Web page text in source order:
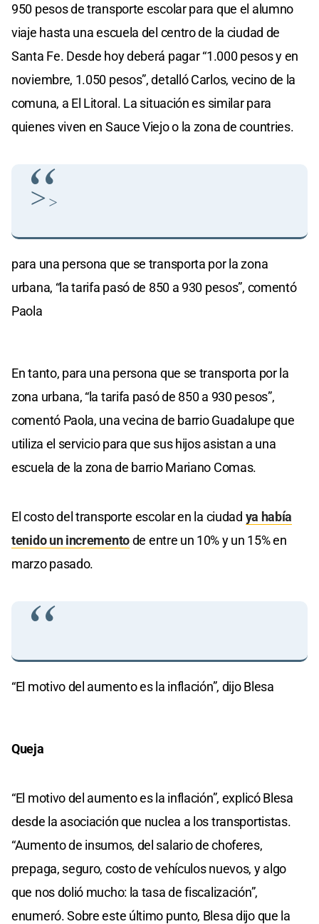
950 pesos de transporte escolar para que el alumno
viaje hasta una escuela del centro de la ciudad de
Santa Fe. Desde hoy deberá pagar “1.000 pesos y en
noviembre, 1.050 pesos”, detalló Carlos, vecino de la
comuna, a El Litoral. La situación es similar para
quienes viven en Sauce Viejo o la zona de countries.
> >
para una persona que se transporta por la zona
urbana, “la tarifa pasó de 850 a 930 pesos”, comentó
Paola
En tanto, para una persona que se transporta por la
zona urbana, “la tarifa pasó de 850 a 930 pesos”,
comentó Paola, una vecina de barrio Guadalupe que
utiliza el servicio para que sus hijos asistan a una
escuela de la zona de barrio Mariano Comas.
El costo del transporte escolar en la ciudad ya había
tenido un incrementode entre un 10% y un 15% en
marzo pasado.
“El motivo del aumento es la inflación”, dijo Blesa
Queja
“El motivo del aumento es la inflación”, explicó Blesa
desde la asociación que nuclea a los transportistas.
“Aumento de insumos, del salario de choferes,
prepaga, seguro, costo de vehículos nuevos, y algo
que nos dolió mucho: la tasa de fiscalización”,
enumeró. Sobre este último punto, Blesa dijo que la